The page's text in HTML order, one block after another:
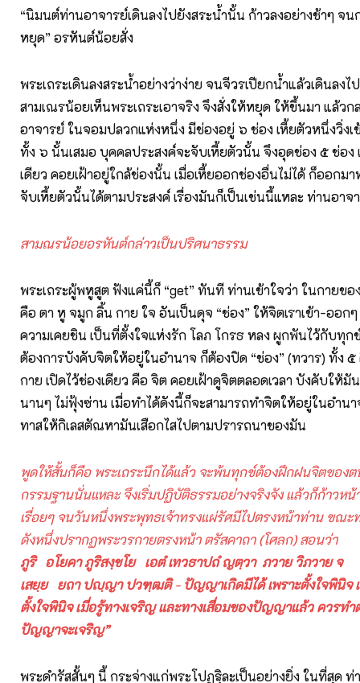
“นิมนต์ท่านอาจารย์เดินลงไปยังสระน้ำนั้น ก้าวลงอย่างช้าๆ จน
หยุด” อรหันต์น้อยสั่ง
พระเถระเดินลงสระน้ำอย่างว่าง่าย จนจีวรเปียกน้ำแล้วเดินลงไ
สามเณรน้อยเห็นพระเถระเอาจริง จึงสั่งให้หยุด ให้ขึ้นมา แล้วก
อาจารย์ ในจอมปลวกแห่งหนึ่ง มีช่องอยู่ ๖ ช่อง เหี้ยตัวหนึ่งวิ่งเ
ทั้ง ๖ นั้นเสมอ บุคคลประสงค์จะจับเหี้ยตัวนั้น จึงอุดช่อง ๕ ช่อง
เดียว คอยเฝ้าอยู่ใกล้ช่องนั้น เมื่อเหี้ยออกช่องอื่นไม่ได้ ก็ออกมา
จับเหี้ยตัวนั้นได้ตามประสงค์ เรื่องมันก็เป็นเช่นนี้แหละ ท่านอาจ
สามณรน้อยอรหันต์กล่าวเป็นปริศนาธรรม
พระเถระผู้พหูสูต ฟังแค่นี้ก็ “get” ทันที ท่านเข้าใจว่า ในกายขอ
คือ ตา หู จมูก ลิ้น กาย ใจ อันเป็นดุจ “ช่อง” ให้จิตเราเข้า-ออก
ความเคยชิน เป็นที่ตั้งใจแห่งรัก โลภ โกรธ หลง ผูกพันไว้กับทุก
ต้องการบังคับจิตให้อยู่ในอำนาจ ก็ต้องปิด “ช่อง” (ทวาร) ทั้ง
กาย เปิดไว้ช่องเดียว คือ จิต คอยเฝ้าดูจิตตลอดเวลา บังคับให้
นานๆ ไม่ฟุ้งซ่าน เมื่อทำได้ดังนี้ก็จะสามารถทำจิตให้อยู่ในอำนา
ทาสให้กิเลสตัณหามันเสือกไสไปตามปรารถนาของมัน
พูดให้สั้นก็คือ พระเถระนึกได้แล้ว จะพ้นทุกข์ต้องฝึกฝนจิตของ
กรรมฐานนั่นแหละ จึงเริ่มปฏิบัติธรรมอย่างจริงจัง แล้วก็ก้าวห
เรื่อยๆ จนวันหนึ่งพระพุทธเจ้าทรงแผ่รัศมีไปตรงหน้าท่าน ขณะ
ดังหนึ่งปรากฏพระวรกายตรงหน้า ตรัสคาถา (โศลก) สอน
ภูริ อโยคา ภูริสงฺขโย เอตํ เทวธาปถํ ญตฺวา ภวาย วิภวาย จ
เสยฺย ยถา ปญฺญา ปวฑฺฒติ- ปัญญาเกิดมีได้ เพราะตั้งใจพินิจ
ตั้งใจพินิจ เมื่อรู้ทางเจริญ และทางเสื่อมของปัญญาแล้ว ควรทำ
ปัญญาจะเจริญ”
พระดำรัสสั้นๆ นี้ กระจ่างแก่พระโปฏฐิละเป็นอย่างยิ่ง ในที่สุด ท่